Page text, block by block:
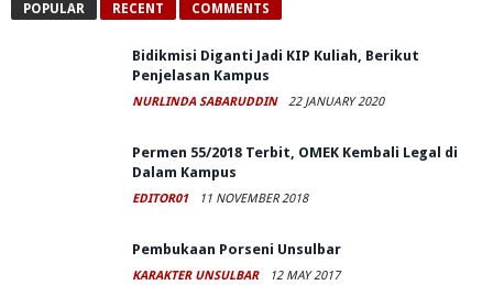
POPULAR RECENT COMMENTS
Bidikmisi Diganti Jadi KIP Kuliah, Berikut
Penjelasan Kampus
NURLINDA SABARUDDIN 22 JANUARY 2020
Permen 55/2018 Terbit, OMEK Kembali Legal di
Dalam Kampus
EDITOR01 11 NOVEMBER 2018
Pembukaan Porseni Unsulbar
KARAKTER UNSULBAR 12 MAY 2017